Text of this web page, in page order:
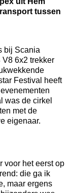
tussen
bij Scania
6x2 trekker
Festival heeft
was de cirkel
met de
eigenaar.
voor het eerst op
die ga ik
maar ergens